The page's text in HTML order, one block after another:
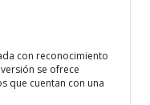
con reconocimiento
se ofrece
que cuentan con una